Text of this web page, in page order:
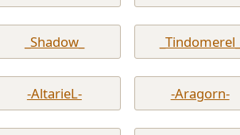
_Shadow_ _Tindomerel_
-AltarieL- -Aragorn-